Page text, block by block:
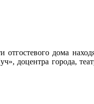
дома
доцентра города,